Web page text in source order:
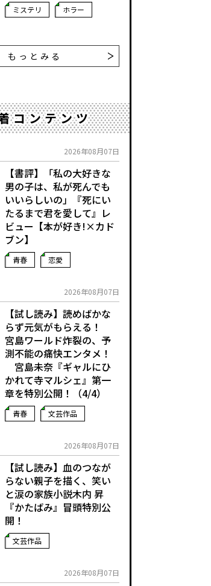
ミステリ ホラー
もっとみる
コンテンツ
2026年08月07日
【書評】「私の大好きな
男の子は、私が死んでも
いいらしいの」――『死にい
たるまで君を愛して』レ
ビュー【本が好き!×カド
ブン】
青春 恋愛
2026年08月07日
【試し読み】読めばかな
らず元気がもらえる！
宮島ワールド炸裂の、予
測不能の痛快エンタメ！
宮島未奈『ギャルにひ
かれて寺マルシェ』第一
章を特別公開！（4/4）
青春 文芸作品
2026年08月07日
【試し読み】血のつなが
らない親子を描く、笑い
と涙の家族小説――木内 昇
『かたばみ』冒頭特別公
開！
文芸作品
2026年08月07日